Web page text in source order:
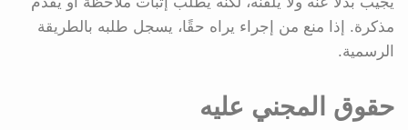
مذكرة. إذا منع من إجراء يراه حقًا، يسجل طلبه بالطريقة
الرسمية.
حقوق المجني عليه